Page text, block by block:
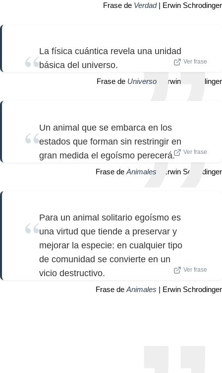
Frase de Verdad| Erwin Schrodinger
La física cuántica revela una unidad
básica del universo.
Ver frase
Frase de Universo | Erwin Schrodinger
Un animal que se embarca en los
estados que forman sin restringir en
gran medida el egoísmo perecerá.
Ver frase
Frase de Animales | Erwin Schrodinger
Para un animal solitario egoísmo es
una virtud que tiende a preservar y
mejorar la especie: en cualquier tipo
de comunidad se convierte en un
vicio destructivo.
Ver frase
Frase de Animales | Erwin Schrodinger